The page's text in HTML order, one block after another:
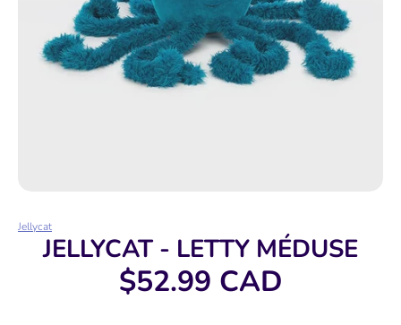
Jellycat
JELLYCAT - LETTY MÉDUSE
$52.99 CAD